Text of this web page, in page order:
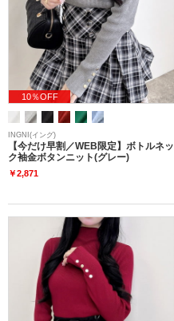
10％OFF
INGNI(イング)
【今だけ早割／WEB限定】ボトルネッ
ク袖金ボタンニット(グレー)
￥2,871